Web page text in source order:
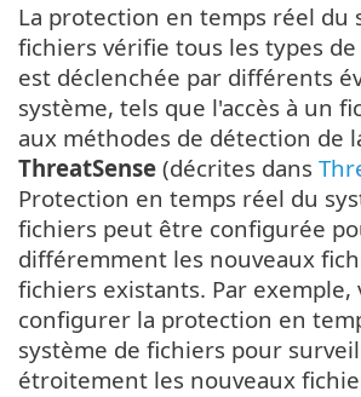
La protection en temps réel du
fichiers vérifie tous les types
est déclenchée par différents
système, tels que l'accès à un
aux méthodes de détection de
ThreatSense (décrites dans
Protection en temps réel du
fichiers peut être configurée
différemment les nouveaux
fichiers existants. Par exemple,
configurer la protection en
système de fichiers pour
étroitement les nouveaux